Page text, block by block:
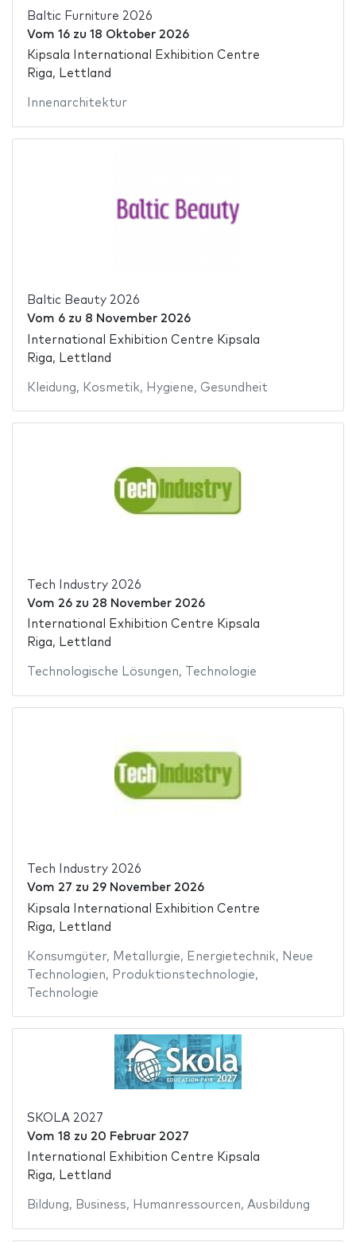
Baltic Furniture 2026
Vom 16zu 18 Oktober 2026
Kipsala International Exhibition Centre
Riga, Lettland
Innenarchitektur
Baltic Beauty 2026
Vom 6zu 8 November 2026
International Exhibition Centre Kipsala
Riga, Lettland
Kleidung, Kosmetik, Hygiene, Gesundheit
Tech Industry 2026
Vom 26zu 28 November 2026
International Exhibition Centre Kipsala
Riga, Lettland
Technologische Lösungen, Technologie
Tech Industry 2026
Vom 27 zu 29 November 2026
Kipsala International Exhibition Centre
Riga, Lettland
Konsumgüter, Metallurgie, Energietechnik, Neue
Technologien, Produktionstechnologie,
Technologie
SKOLA 2027
Vom 18 zu 20 Februar 2027
International Exhibition Centre Kipsala
Riga, Lettland
Bildung, Business, Humanressourcen, Ausbildung